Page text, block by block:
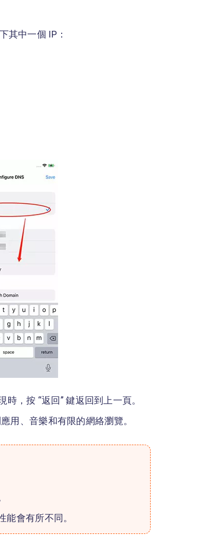
其中一個 IP：
，按 “返回” 鍵返回到上一頁。
用、音樂和有限的網絡瀏覽。
會有所不同。